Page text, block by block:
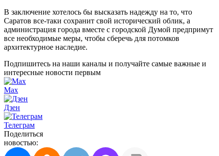
В заключение хотелось бы высказать надежду на то, что
Саратов все-таки сохранит свой исторический облик, а
администрация города вместе с городской Думой предпримут
все необходимые меры, чтобы сберечь для потомков
архитектурное наследие.
Подпишитесь на наши каналы и получайте самые важные и
интересные новости первым
Max
Дзен
Телеграм
Поделиться
новостью: